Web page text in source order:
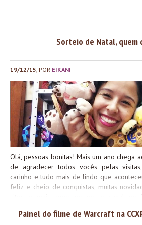
Warcraft, a confirmação da data e
Sorteio de Natal, quem
19/12/15, POR EIKANI
Olá, pessoas bonitas! Mais um ano chega
de agradecer todos vocês pelas
carinho e tudo mais de lindo que
feliz e cheio de conquistas, muitas
mais por aqui. MUITO OBRIGADA! Sem
Painel do filme de Warcraft na